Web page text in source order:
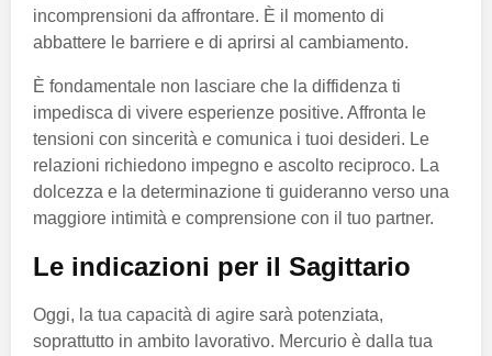
incomprensioni da affrontare. È il momento di
abbattere le barriere e di aprirsi al cambiamento.
È fondamentale non lasciare che la diffidenza ti
impedisca di vivere esperienze positive. Affronta le
tensioni con sincerità e comunica i tuoi desideri. Le
relazioni richiedono impegno e ascolto reciproco. La
dolcezza e la determinazione ti guideranno verso una
maggiore intimità e comprensione con il tuo partner.
Le indicazioni per il Sagittario
Oggi, la tua capacità di agire sarà potenziata,
soprattutto in ambito lavorativo. Mercurio è dalla tua